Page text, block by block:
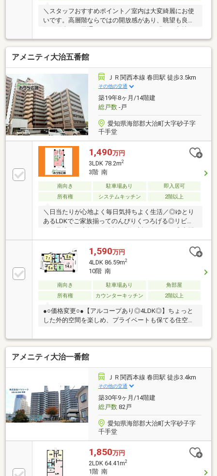
＼スタッフおすすめポイント／室内は大変綺麗にお使
いです。高層階ならではの開放感があり、眺望も良
い住空間が広がります。さらに、周辺環境やアクセス
面にも恵まれたロケーションで、利便性と住みやすさ
を兼ね備えている点も魅力です。毎日の暮らしを快適
にお過ごしいただけるおすすめのお部屋となっており
ます。収納も豊富についてるところも魅力の一つで
す！【365日20時まで休まず営業中！】お客様の都合
に合わせて、お仕事終わり後でもご相談いただけま
す！お問い合わせは見学予約ボタンをポチッ！
アメニティ大治五番館
ＪＲ関西本線 春田駅 徒歩3.5km
その他の交通
築19年8ヶ月/14階建
総戸数-戸
愛知県海部郡大治町大字砂子字
千手堂
1,490万円
3LDK 78.2m2
3階 南
南向き 駐車場あり
即入居可
所有権
システムキッチン 2階以上
＼日当たりが心地よく毎日気持ちよく生活／◎ゆとり
あるLDKでご家族揃ってのんびりくつろげる◎リビン
設計が楽しいインテリア選びもワクワク＼スタッフお
すすめポイント／◎水回りが集中した間取りで家事動
線バッチリ◎閑静な住宅街、日当たり良好◎お車での
通勤やおでかけ便利☆
1,590万円
4LDK 86.59m2
10階 南
南向き 駐車場あり
角部屋
所有権
カウンターキッチン 2階以上
●○価格変更○●【アルコープあり◎4LDK◎】ちょっと
した外的空間を楽しめ、プライベートも保てる住空間
アメニティ大治一番館
ＪＲ関西本線 春田駅 徒歩3.4km
その他の交通
築30年9ヶ月/14階建
総戸数82戸
愛知県海部郡大治町大字砂子字
千手堂
1,850万円
2LDK 64.41m2
1階 南